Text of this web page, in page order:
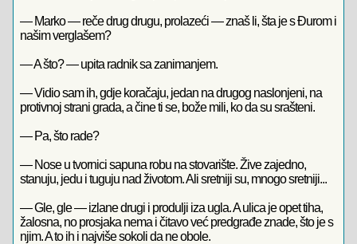
— Marko — reče drug drugu, prolazeći — znaš li, šta je s Đurom i
našim verglašem?
— A što? — upita radnik sa zanimanjem.
— Vidio sam ih, gdje koračaju, jedan na drugog naslonjeni, na
protivnoj strani grada, a čine ti se, bože mili, ko da su srašteni.
— Pa, što rade?
— Nose u tvornici sapuna robu na stovarište. Žive zajedno,
stanuju, jedu i tuguju nad životom. Ali sretniji su, mnogo sretniji...
— Gle, gle — izlane drugi i produlji iza ugla. A ulica je opet tiha,
žalosna, no prosjaka nema i čitavo već predgrađe znade, što je s
njim. A to ih i najviše sokoli da ne obole.